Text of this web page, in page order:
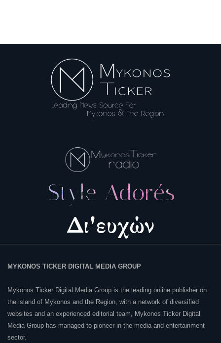
MYKONOS TICKER DIGITAL MEDIA GROUP
Mykonos Ticker Digital Media Group is the leading online publisher on
the island of Mykonos and the Region, with a network of diversified
websites and an experienced editorial team, Mykonos Ticker Digital
Media Group has managed to pioneer in the media and entertainment
sector.